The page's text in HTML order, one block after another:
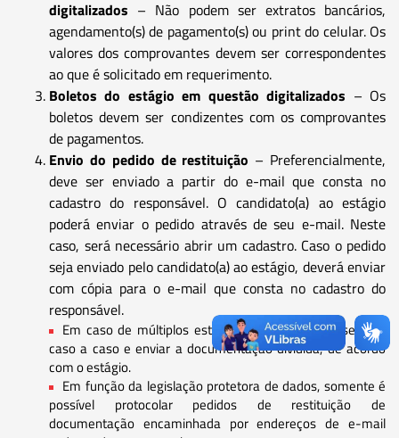
digitalizados – Não podem ser extratos bancários,
agendamento(s) de pagamento(s) ou print do celular. Os
valores dos comprovantes devem ser correspondentes
ao que é solicitado em requerimento.
Boletos do estágio em questão digitalizados – Os
boletos devem ser condizentes com os comprovantes
de pagamentos.
Envio do pedido de restituição – Preferencialmente,
deve ser enviado a partir do e-mail que consta no
cadastro do responsável. O candidato(a) ao estágio
poderá enviar o pedido através de seu e-mail. Neste
caso, será necessário abrir um cadastro. Caso o pedido
seja enviado pelo candidato(a) ao estágio, deverá enviar
com cópia para o e-mail que consta no cadastro do
responsável.
Em caso de múltiplos estágios pagos, deve-se separar
caso a caso e enviar a documentação dividida, de acordo
com o estágio.
Em função da legislação protetora de dados, somente é
possível protocolar pedidos de restituição de
documentação encaminhada por endereços de e-mail